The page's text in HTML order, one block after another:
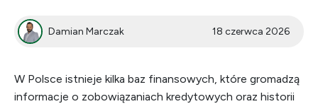
Damian Marczak 18 czerwca 2026
W Polsce istnieje kilka baz finansowych, które gromadzą
informacje o zobowiązaniach kredytowych oraz historii